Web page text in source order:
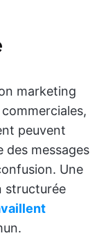
marketing
peuvent
des messages
Une
structurée